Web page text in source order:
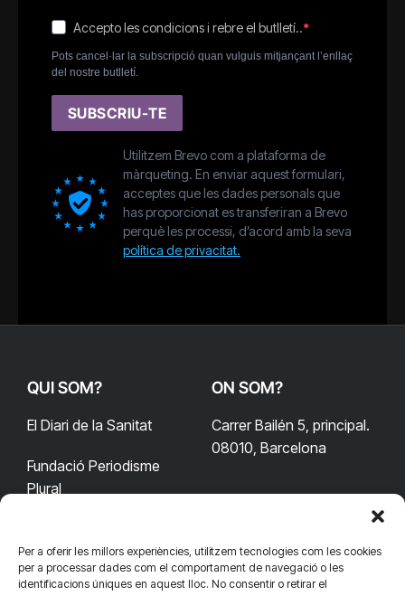
Per a oferir les millors experiències, utilitzem tecnologies com les cookies
per a processar dades com el comportament de navegació o les
identificacions úniques en aquest lloc. No consentir o retirar el
Accepto les condicions i rebre el butlletí..
Pots cancel·lar la subscripció quan vulguis mitjançant l’enllaç
del nostre butlletí.
SUBSCRIU-TE
Utilitzem Brevo com a plataforma de
màrqueting. En enviar aquest formulari,
acceptes que les dades personals que
has proporcionat es transferiran a Brevo
perquè les processi, d’acord amb la seva
política de privacitat.
QUI SOM?
El Diari de la Sanitat
Fundació Periodisme
Plural
ON SOM?
Carrer Bailén 5, principal.
08010, Barcelona
CONTACTA'NS CONNECTA